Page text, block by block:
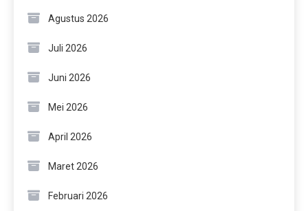
Agustus 2026
Juli 2026
Juni 2026
Mei 2026
April 2026
Maret 2026
Februari 2026